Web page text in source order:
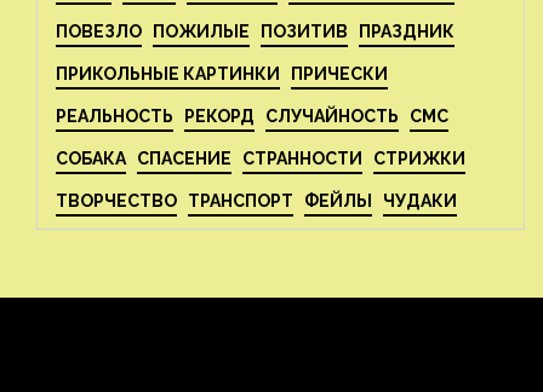
ПОВЕЗЛО ПОЖИЛЫЕ ПОЗИТИВ ПРАЗДНИК
ПРИКОЛЬНЫЕ КАРТИНКИ ПРИЧЕСКИ
РЕАЛЬНОСТЬ РЕКОРД СЛУЧАЙНОСТЬ СМС
СОБАКА СПАСЕНИЕ СТРАННОСТИ СТРИЖКИ
ТВОРЧЕСТВО ТРАНСПОРТ ФЕЙЛЫ ЧУДАКИ